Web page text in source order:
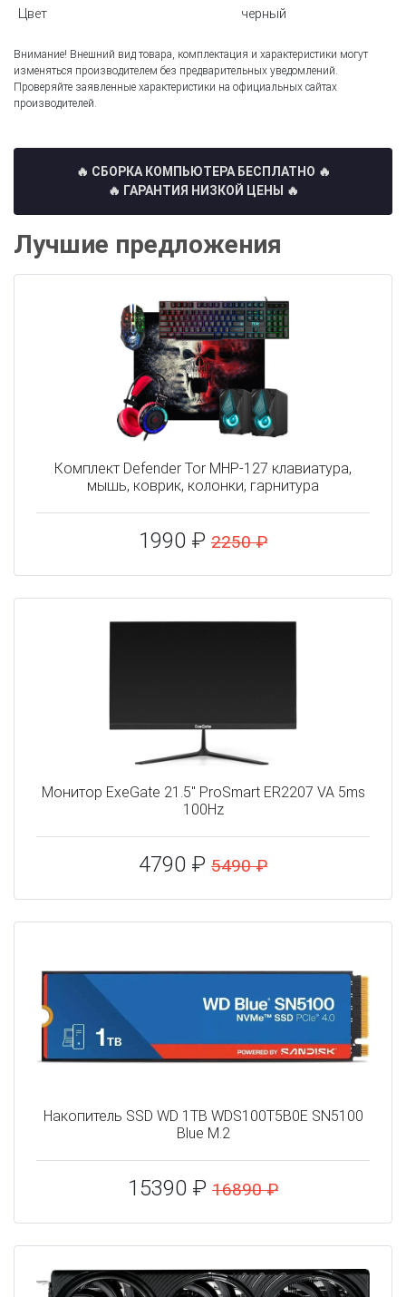
Цвет черный
Внимание! Внешний вид товара, комплектация и характеристики могут
изменяться производителем без предварительных уведомлений.
Проверяйте заявленные характеристики на официальных сайтах
производителей.
🔥 СБОРКА КОМПЬЮТЕРА БЕСПЛАТНО 🔥
🔥 ГАРАНТИЯ НИЗКОЙ ЦЕНЫ 🔥
Лучшие предложения
Комплект Defender Tor MHP-127 клавиатура,
мышь, коврик, колонки, гарнитура
1990 ₽ 2250 ₽
Монитор ExeGate 21.5" ProSmart ER2207 VA 5ms
100Hz
4790 ₽ 5490 ₽
Накопитель SSD WD 1TB WDS100T5B0E SN5100
Blue M.2
15390 ₽ 16890 ₽